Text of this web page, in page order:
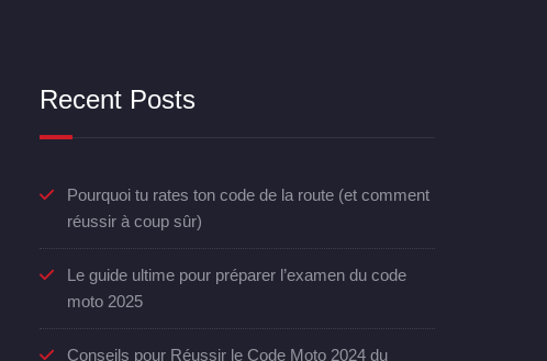
Recent Posts
Pourquoi tu rates ton code de la route (et comment
réussir à coup sûr)
Le guide ultime pour préparer l’examen du code
moto 2025
Conseils pour Réussir le Code Moto 2024 du